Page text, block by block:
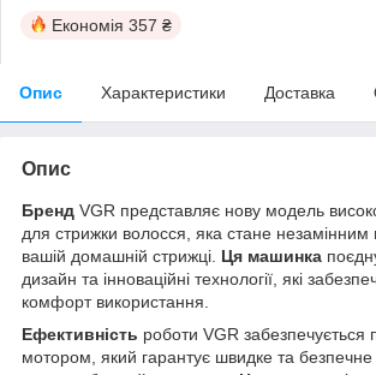
Економія 357 ₴
Опис Характеристики Доставка
Опис
Бренд VGR представляє нову модель
для стрижки волосся, яка стане незамінним
вашій домашній стрижці. Ця машинка
дизайн та інноваційні технології, які
комфорт використання.
Ефективність роботи VGR забезпечується
мотором, який гарантує швидке та